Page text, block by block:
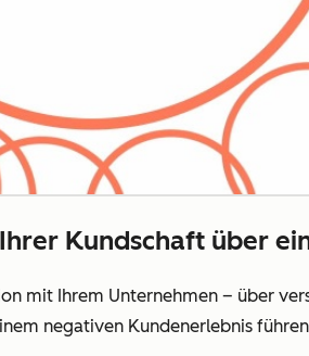
Kundschaft über
mit Ihrem Unternehmen – über
negativen Kundenerlebnis